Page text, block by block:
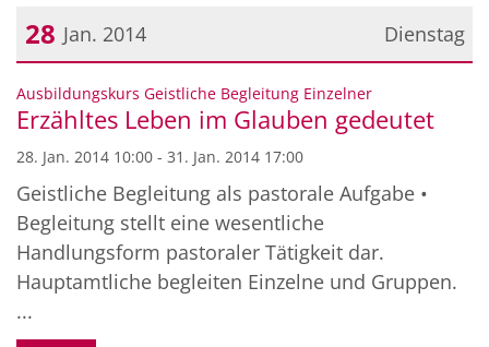
Dienstag
28 Jan. 2014
Datum: 28. Januar 2014
Ausbildungskurs Geistliche Begleitung Einzelner:
Erzähltes Leben im Glauben gedeutet
28. Jan. 2014 10:00 - 31. Jan. 2014 17:00
Geistliche Begleitung als pastorale Aufgabe •
Begleitung stellt eine wesentliche
Handlungsform pastoraler Tätigkeit dar.
Hauptamtliche begleiten Einzelne und Gruppen.
...